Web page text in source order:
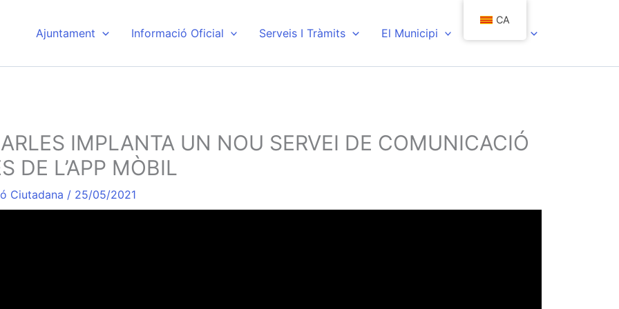
Ajuntament Informació Oficial Serveis I Tràmits El Municipi
IMPLANTA UN NOU SERVEI DE COMUNICACIÓ
DE L’APP MÒBIL
Ciutadana / 25/05/2021
CA